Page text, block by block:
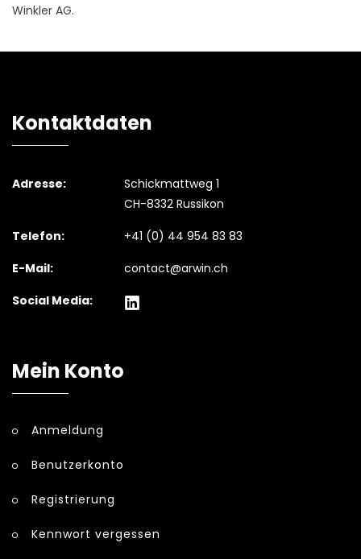
Winkler AG.
Kontaktdaten
Adresse:
Schickmattweg 1
CH-8332 Russikon
Telefon:
+41 (0) 44 954 83 83
E-Mail:
contact@arwin.ch
Social Media:
Mein Konto
Anmeldung
Benutzerkonto
Registrierung
Kennwort vergessen